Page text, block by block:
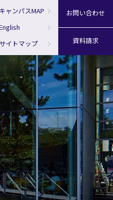
キャンパスMAP
サイトマップ
お問い合わせ
資料請求